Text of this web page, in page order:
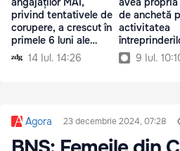
privind tentativele de
corupere, a crescut în
primele 6 luni ale
anului14 Iul. 14:26
de anchetă
activitatea
9 Iul.
Agora 23 decembrie 2024, 07:28